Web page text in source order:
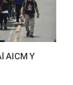
AICM Y